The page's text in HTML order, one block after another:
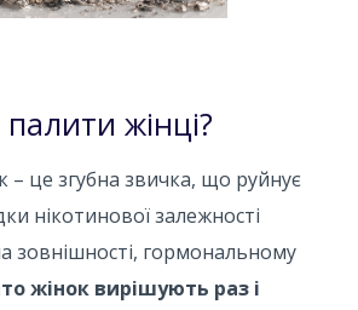
жінці?
– це згубна звичка, що руйнує
нікотинової залежності
зовнішності, гормональному
жінок вирішують раз і